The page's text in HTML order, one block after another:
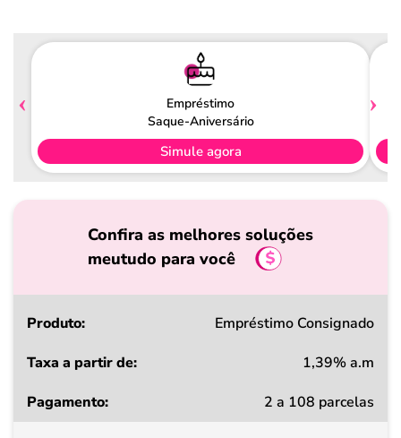
Empréstimo
Saque-Aniversário
Simule agora
Confira as melhores soluções
meutudo para você
Produto
a
Empréstimo Consignado
1,39% a.m
2 a 108 parcelas